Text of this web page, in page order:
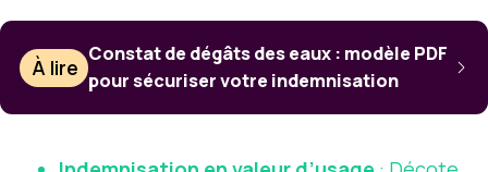
À lire
Constat de dégâts des eaux : modèle PDF
pour sécuriser votre indemnisation